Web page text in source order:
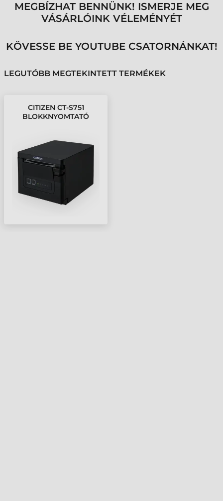
MEGBÍZHAT BENNÜNK! ISMERJE MEG
VÁSÁRLÓINK VÉLEMÉNYÉT
KÖVESSE BE YOUTUBE CSATORNÁNKAT!
LEGUTÓBB MEGTEKINTETT TERMÉKEK
CITIZEN CT-S751
BLOKKNYOMTATÓ